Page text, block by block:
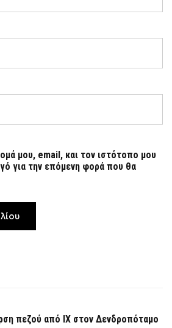
μου, email, και τον ιστότοπο μου
για την επόμενη φορά που θα
πεζού από ΙΧ στον Δενδροπόταμο